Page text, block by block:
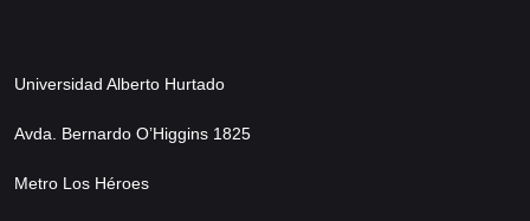
Universidad Alberto Hurtado
Avda. Bernardo O’Higgins 1825
Metro Los Héroes